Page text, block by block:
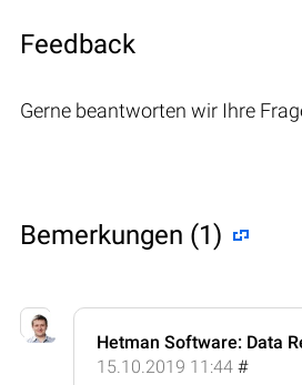
Feedback
Gerne beantworten wir Ihre
Bemerkungen (1)
Hetman Software: Data
15.10.2019 11:44 #